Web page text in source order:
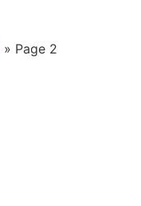
» Page 2